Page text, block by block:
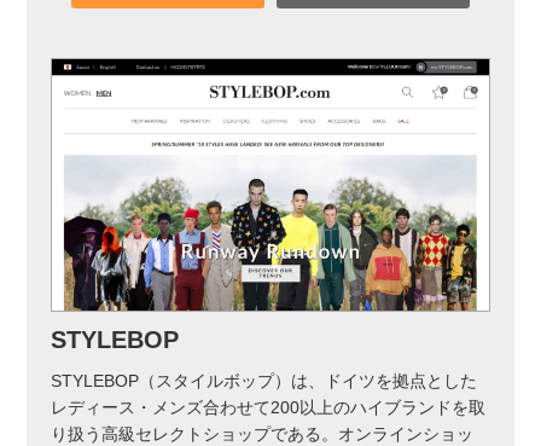
STYLEBOP
STYLEBOP（スタイルボップ）は、ドイツを拠点とした
レディース・メンズ合わせて200以上のハイブランドを取
り扱う高級セレクトショップである。オンラインショッ